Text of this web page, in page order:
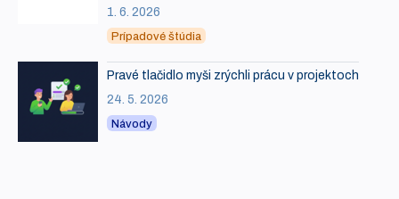
1. 6. 2026
Prípadové štúdia
Pravé tlačidlo myši zrýchli prácu v projektoch
24. 5. 2026
Návody